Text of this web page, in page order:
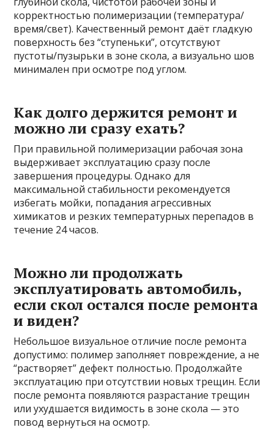
корректностью полимеризации (температура/
время/свет). Качественный ремонт даёт гладкую
поверхность без “ступеньки”, отсутствуют
пустоты/пузырьки в зоне скола, а визуально шов
минимален при осмотре под углом.
Как долго держится ремонт и
можно ли сразу ехать?
При правильной полимеризации рабочая зона
выдерживает эксплуатацию сразу после
завершения процедуры. Однако для
максимальной стабильности рекомендуется
избегать мойки, попадания агрессивных
химикатов и резких температурных перепадов в
течение 24 часов.
Можно ли продолжать
эксплуатировать автомобиль,
если скол остался после ремонта
и виден?
Небольшое визуальное отличие после ремонта
допустимо: полимер заполняет повреждение, а не
“растворяет” дефект полностью. Продолжайте
эксплуатацию при отсутствии новых трещин. Если
после ремонта появляются разрастание трещин
или ухудшается видимость в зоне скола — это
повод вернуться на осмотр.